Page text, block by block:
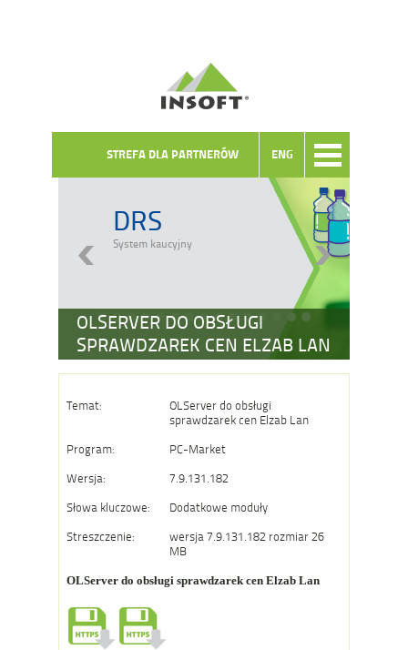
ENG
STREFA DLA PARTNERÓW
OLSERVER DO OBSŁUGI
SPRAWDZAREK CEN ELZAB LAN
DRS
System kaucyjny
Temat:
OLServer do obsługi
sprawdzarek cen Elzab Lan
Program: PC-Market
Wersja: 7.9.131.182
Słowa kluczowe: Dodatkowe moduły
Streszczenie:
wersja 7.9.131.182 rozmiar 26
MB
OLServer do obsługi sprawdzarek cen Elzab Lan